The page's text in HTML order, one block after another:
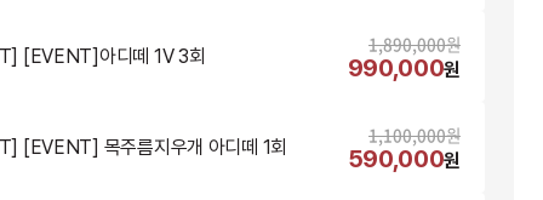
[EVENT]아디떼 1V 3회 1,890,000원
990,000원
[EVENT] 목주름지우개 아디떼 1회 1,100,000원
590,000원